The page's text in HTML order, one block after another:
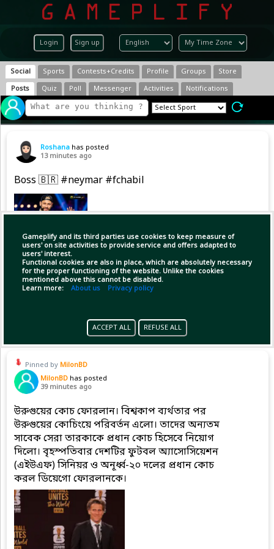
Login Sign up
Gameplify and its third parties use cookies to keep measure of
users' on site activities to provide service and offers adapted to
users' interest.
Functional cookies are also in place, which are absolutely necessary
for the proper functioning of the website. Unlike the cookies
mentioned above this cannot be disabled.
Learn more: About us Privacy policy
ACCEPT ALL REFUSE ALL
Social Sports Contests+Credits Profile Groups
Store
Posts
Quiz Poll Messenger Activities Notifications
Roshana has posted
13 minutes ago
Boss 🇧🇷 #neymar #fchabil
Pinned by MilonBD
MilonBD has posted
39 minutes ago
উরুগুয়ের কোচ ফোরলান। বিশ্বকাপ ব্যর্থতার পর
উরুগুয়ের কোচিংয়ে পরিবর্তন এলো। তাদের অন্যতম
সাবেক সেরা তারকাকে প্রধান কোচ হিসেবে নিয়োগ
দিলো। বৃহস্পতিবার দেশটির ফুটবল অ্যাসোসিয়েশন
(এইউএফ) সিনিয়র ও অনূর্ধ্ব-২০ দলের প্রধান কোচ
করল ডিয়েগো ফোরলানকে।